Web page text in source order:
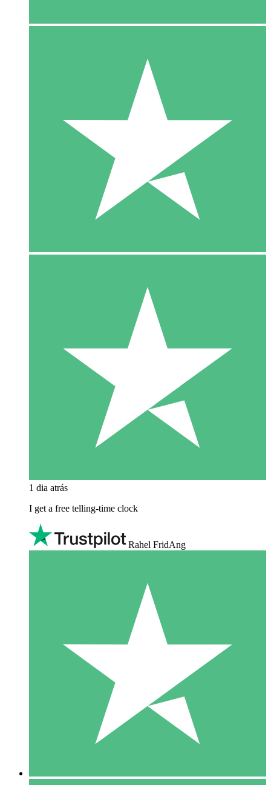
1 dia atrás
I get a free telling-time clock
Rahel FridAng